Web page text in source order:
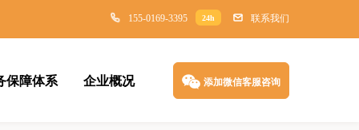
155-0169-3395 24h 联系我们
保障体系 企业概况 添加微信客服咨询